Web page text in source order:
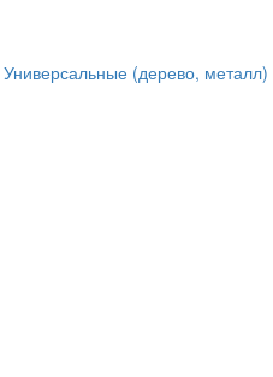
Универсальные (дерево, металл)